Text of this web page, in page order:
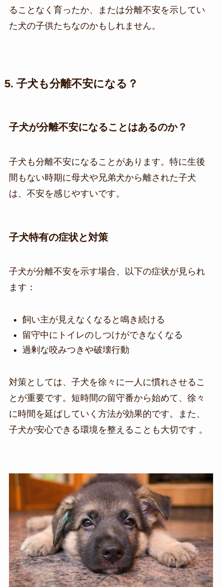
ることなく育ったか、または分離不安を示してい
た犬の子供たちなのかもしれません。
5. 子犬も分離不安になる？
子犬が分離不安になることはあるのか？
子犬も分離不安になることがあります。特に生後
間もない時期に母犬や兄弟犬から離された子犬
は、不安を感じやすいです。
子犬特有の症状と対策
子犬が分離不安を示す場合、以下の症状が見られ
ます：
飼い主が見えなくなると鳴き続ける
留守中にトイレのしつけができなくなる
過剰な咬みつきや破壊行動
対策としては、子犬を徐々に一人に慣れさせるこ
とが重要です。短時間の留守番から始めて、徐々
に時間を延ばしていく方法が効果的です。また、
子犬が安心できる環境を整えることも大切です​​ 。